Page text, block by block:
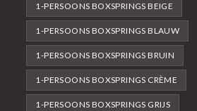
1-PERSOONS BOXSPRINGS BEIGE
1-PERSOONS BOXSPRINGS BLAUW
1-PERSOONS BOXSPRINGS BRUIN
1-PERSOONS BOXSPRINGS CRÈME
1-PERSOONS BOXSPRINGS GRIJS